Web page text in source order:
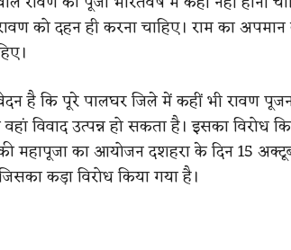
को दहन ही करना चाहिए। राम का
है कि पूरे पालघर जिले में कहीं भी रावण
विवाद उत्पन्न हो सकता है। इसका विरोध
महापूजा का आयोजन दशहरा के दिन 15
कड़ा विरोध किया गया है।